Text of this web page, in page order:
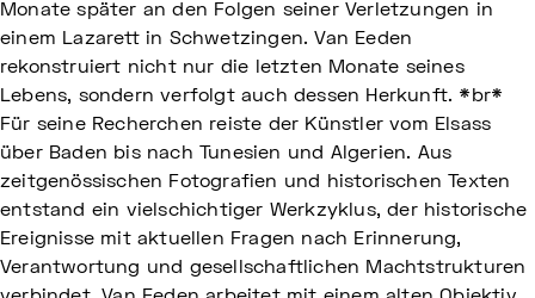
Monate später an den Folgen seiner Verletzungen in
einem Lazarett in Schwetzingen. Van Eeden
rekonstruiert nicht nur die letzten Monate seines
Lebens, sondern verfolgt auch dessen Herkunft. *br*
Für seine Recherchen reiste der Künstler vom Elsass
über Baden bis nach Tunesien und Algerien. Aus
zeitgenössischen Fotografien und historischen Texten
entstand ein vielschichtiger Werkzyklus, der historische
Ereignisse mit aktuellen Fragen nach Erinnerung,
Verantwortung und gesellschaftlichen Machtstrukturen